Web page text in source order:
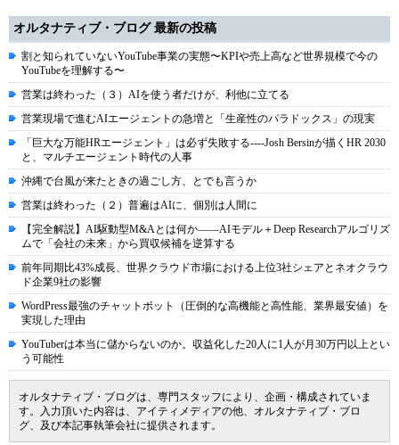
オルタナティブ・ブログ 最新の投稿
割と知られていないYouTube事業の実態〜KPIや売上高など世界規模で今の
YouTubeを理解する〜
営業は終わった（３）AIを使う者だけが、利他に立てる
営業現場で進むAIエージェントの急増と「生産性のパラドックス」の現実
「巨大な万能HRエージェント」は必ず失敗する----Josh Bersinが描くHR 2030
と、マルチエージェント時代の人事
沖縄で台風が来たときの過ごし方、とでも言うか
営業は終わった（２）普遍はAIに、個別は人間に
【完全解説】AI駆動型M&Aとは何か――AIモデル＋Deep Researchアルゴリズ
ムで「会社の未来」から買収候補を逆算する
前年同期比43%成長、世界クラウド市場における上位3社シェアとネオクラウ
ド企業9社の影響
WordPress最強のチャットボット（圧倒的な高機能と高性能、業界最安値）を
実現した理由
YouTuberは本当に儲からないのか。収益化した20人に1人が月30万円以上とい
う可能性
オルタナティブ・ブログは、専門スタッフにより、企画・構成されていま
す。入力頂いた内容は、アイティメディアの他、オルタナティブ・ブロ
グ、及び本記事執筆会社に提供されます。